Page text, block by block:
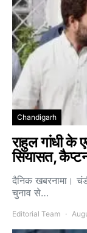
Chandigarh
राहुल गांधी के
सियासत,
दैनिक खबरनामा।
चुनाव से…
Editorial Team